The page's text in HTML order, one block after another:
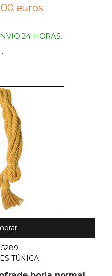
euros
24 HORAS.
.
5289
TÚNICA